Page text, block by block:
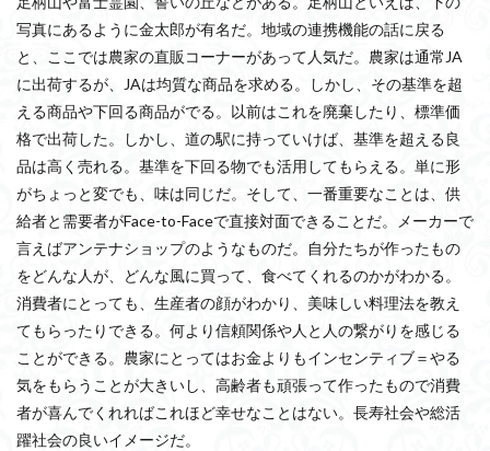
写真にあるように金太郎が有名だ。地域の連携機能の話に戻る
と、ここでは農家の直販コーナーがあって人気だ。農家は通常JA
に出荷するが、JAは均質な商品を求める。しかし、その基準を超
える商品や下回る商品がでる。以前はこれを廃棄したり、標準価
格で出荷した。しかし、道の駅に持っていけば、基準を超える良
品は高く売れる。基準を下回る物でも活用してもらえる。単に形
がちょっと変でも、味は同じだ。そして、一番重要なことは、供
給者と需要者がFace-to-Faceで直接対面できることだ。メーカーで
言えばアンテナショップのようなものだ。自分たちが作ったもの
をどんな人が、どんな風に買って、食べてくれるのかがわかる。
消費者にとっても、生産者の顔がわかり、美味しい料理法を教え
てもらったりできる。何より信頼関係や人と人の繋がりを感じる
ことができる。農家にとってはお金よりもインセンティブ＝やる
気をもらうことが大きいし、高齢者も頑張って作ったもので消費
者が喜んでくれればこれほど幸せなことはない。長寿社会や総活
躍社会の良いイメージだ。